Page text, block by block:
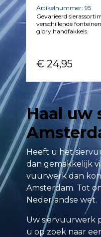
Artikelnummer: 95
Gevarieerd
verschillende
glory handfakkels.
€ 24,95
Haal uw
Heeft u het
dan gemakkelijk
vuurwerk dan
Amsterdam. Tot
Nederlandse wet.
Uw siervuurwerk
u op zoek naar